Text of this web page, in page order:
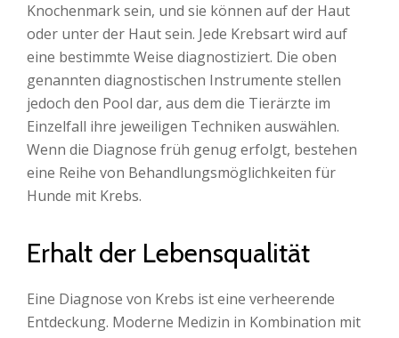
Knochenmark sein, und sie können auf der Haut
oder unter der Haut sein. Jede Krebsart wird auf
eine bestimmte Weise diagnostiziert. Die oben
genannten diagnostischen Instrumente stellen
jedoch den Pool dar, aus dem die Tierärzte im
Einzelfall ihre jeweiligen Techniken auswählen.
Wenn die Diagnose früh genug erfolgt, bestehen
eine Reihe von Behandlungsmöglichkeiten für
Hunde mit Krebs.
Erhalt der Lebensqualität
Eine Diagnose von Krebs ist eine verheerende
Entdeckung. Moderne Medizin in Kombination mit